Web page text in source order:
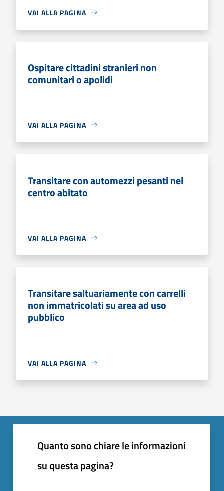
VAI ALLA PAGINA
Ospitare cittadini stranieri non
comunitari o apolidi
VAI ALLA PAGINA
Transitare con automezzi pesanti nel
centro abitato
VAI ALLA PAGINA
Transitare saltuariamente con carrelli
non immatricolati su area ad uso
pubblico
VAI ALLA PAGINA
Quanto sono chiare le informazioni
su questa pagina?